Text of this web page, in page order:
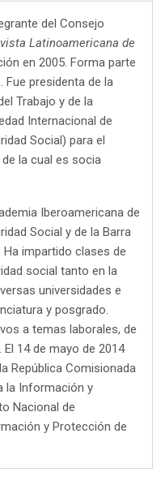
del Consejo
Latinoamericana de
en 2005. Forma parte
presidenta de la
Trabajo y de la
Internacional de
Social) para el
la cual es socia
Iberoamericana de
Social y de la Barra
impartido clases de
social tanto en la
universidades e
y posgrado.
a temas laborales, de
14 de mayo de 2014
República Comisionada
la Información y
Nacional de
y Protección de